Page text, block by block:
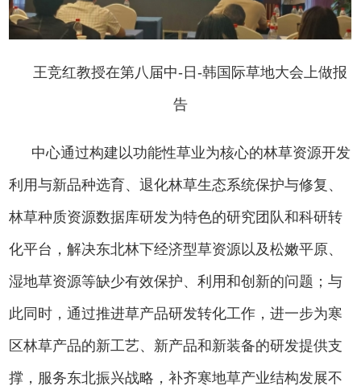
王竞红教授在第八届中- 日 -韩国际草地大会上做报
告
中心通过构建以功能性草业为核心的林草资源开发
利用与新品种选育、退化林草生态系统保护与修复、
林草种质资源数据库研发为特色的研究团队和科研转
化平台，解决东北林下经济型草资源以及松嫩平原、
湿地草资源等缺少有效保护、利用和创新的问题；与
此同时，通过推进草产品研发转化工作，进一步为寒
区林草产品的新工艺、新产品和新装备的研发提供支
撑，服务东北振兴战略，补齐寒地草产业结构发展不